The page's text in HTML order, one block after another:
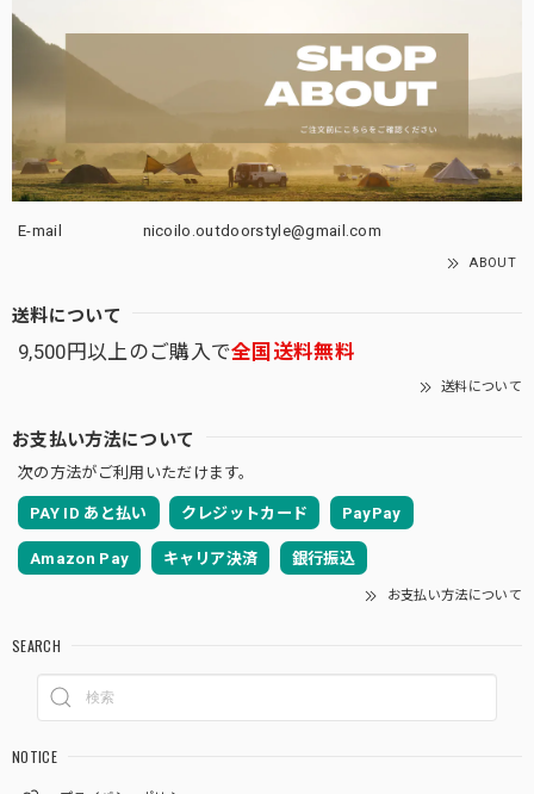
E-mail nicoilo.outdoorstyle@gmail.com
ABOUT
送料について
9,500円以上のご購入で全国送料無料
送料について
お支払い方法について
次の方法がご利用いただけます。
PAY ID あと払い クレジットカード PayPay
Amazon Pay キャリア決済 銀行振込
お支払い方法について
SEARCH
NOTICE